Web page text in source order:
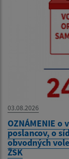
03.08.2026
OZNÁMENIE
poslancov, o
obvodných
ŽSK